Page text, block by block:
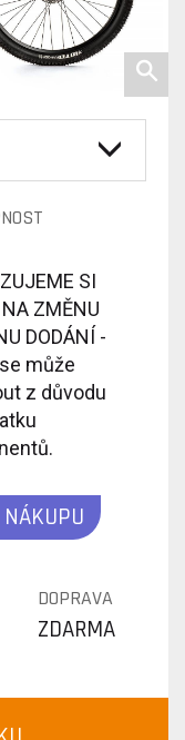
SI
NA ZMĚNU
DODÁNÍ -
může
z důvodu
DOPRAVA
ZDARMA